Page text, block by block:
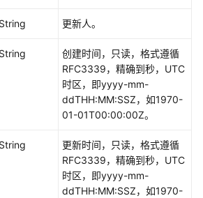
String 更新人。
String
创建时间，只读，格式遵循
RFC3339，精确到秒，UTC
时区，即yyyy-mm-
ddTHH:MM:SSZ，如1970-
01-01T00:00:00Z。
String
更新时间，只读，格式遵循
RFC3339，精确到秒，UTC
时区，即yyyy-mm-
ddTHH:MM:SSZ，如1970-